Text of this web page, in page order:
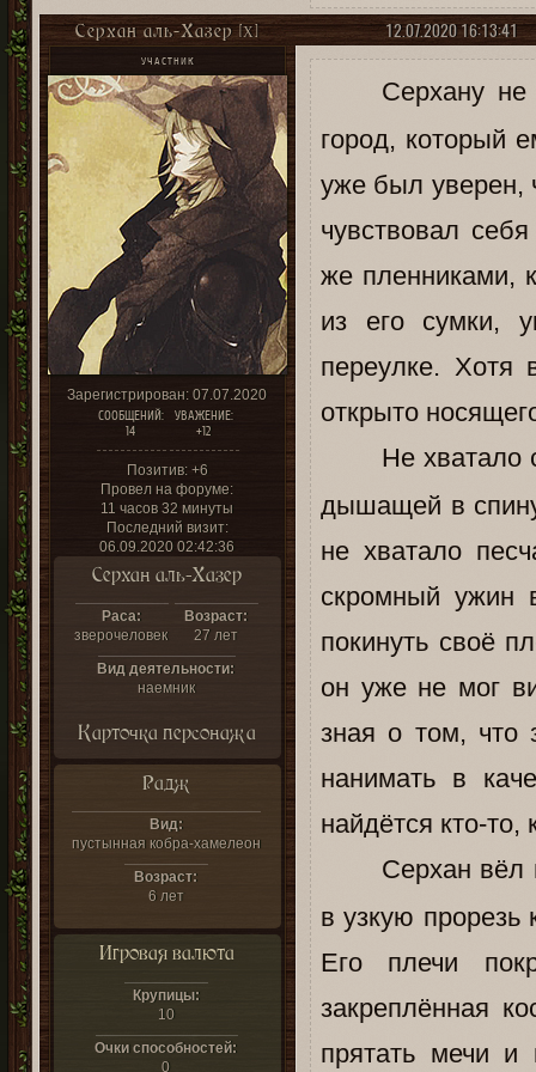
12.07.2020 16:13:41
Серхан аль-Хазер [X]
УЧАСТНИК
Зарегистрирован: 07.07.2020
СООБЩЕНИЙ:
14
УВАЖЕНИЕ:
+12
Позитив: +6
Провел на форуме:
11 часов 32 минуты
Последний визит:
06.09.2020 02:42:36
Серхан аль-Хазер
Раса:
зверочеловек
Возраст:
27 лет
Вид деятельности:
наемник
Карточка персонажа
Радж
Вид:
пустынная кобра-хамелеон
Возраст:
6 лет
Игровая валюта
Крупицы:
10
Очки способностей:
0
Серхану не
город, который
уже был уверен,
чувствовал
же пленниками,
из его сумки,
переулке. Хотя
открыто
Не хватало
дышащей в
не хватало
скромный
покинуть своё
он уже не мог
зная о том, что
нанимать в
найдётся кто-
Серхан
в узкую прорезь
Его плечи
закреплённая
прятать мечи